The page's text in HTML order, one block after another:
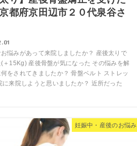
都府京田辺市２０代泉谷さ
お悩みがあって来院しましたか？ 産後太りで
＋15Kg) 産後骨盤が気になった その悩みを解
をされてきましたか？ 骨盤ベルト ストレッ
に来院しようと思いましたか？ 近所だった
妊娠中・産後のお悩み